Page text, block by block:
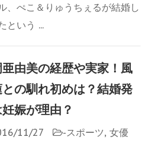
、ぺこ＆りゅうちぇるが結婚し
という ...
由美の経歴や実家！風
の馴れ初めは？結婚発
娠が理由？
11/27 -スポーツ, 女優